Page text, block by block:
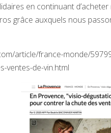
en continuant
grâce auxquels nous
article/france-monde/
ventes-de-vin.html